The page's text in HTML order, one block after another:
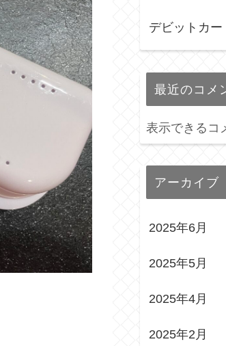
デビットカー
最近のコメ
表示できるコ
アーカイブ
2025年6月
2025年5月
2025年4月
2025年2月